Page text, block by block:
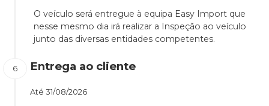
O veículo será entregue à equipa Easy Import que
nesse mesmo dia irá realizar a Inspeção ao veículo
junto das diversas entidades competentes.
Entrega ao cliente
Até 31/08/2026